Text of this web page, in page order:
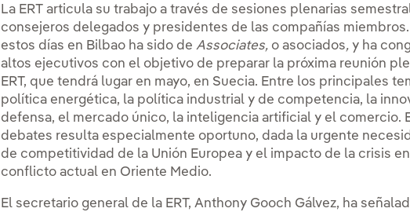
La ERT articula su trabajo a través de sesiones plenarias
consejeros delegados y presidentes de las compañías
estos días en Bilbao ha sido deAssociates, o asociados, y ha
altos ejecutivos con el objetivo de preparar la próxima reunión
ERT, que tendrá lugar en mayo, en Suecia. Entre los principales
política energética, la política industrial y de competencia, la
defensa, el mercado único, la inteligencia artificial y el comercio.
debates resulta especialmente oportuno, dada la urgente
de competitividad de la Unión Europea y el impacto de la crisis
conflicto actual en Oriente Medio.
El secretario general de la ERT, Anthony Gooch Gálvez, ha